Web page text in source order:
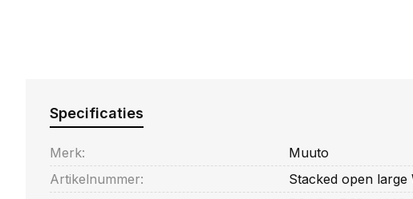
Specificaties
Merk:
Muuto
Artikelnummer:
Stacked open large